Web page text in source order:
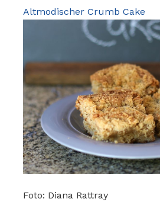
Altmodischer Crumb Cake
Foto: Diana Rattray